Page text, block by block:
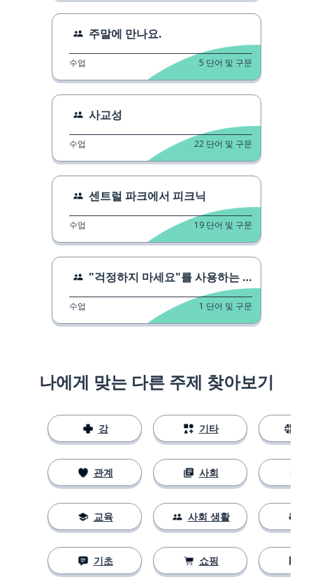
주말에 만나요.
수업 5 단어 및 구문
사교성
수업 22 단어 및 구문
센트럴 파크에서 피크닉
수업 19 단어 및 구문
"걱정하지 마세요"를 사용하는 3가지 방법
수업 1 단어 및 구문
나에게 맞는 다른 주제 찾아보기
강
관계
교육
기초
기타
사회
사회 생활
쇼핑